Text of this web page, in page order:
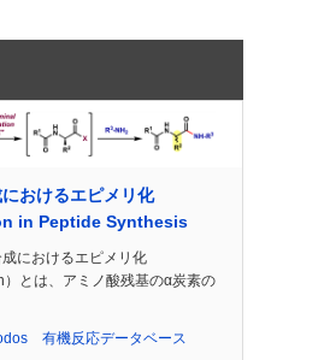
おけるエピメリ化
in Peptide Synthesis
におけるエピメリ化
）とは、アミノ酸残基のα炭素の
有機反応データベース